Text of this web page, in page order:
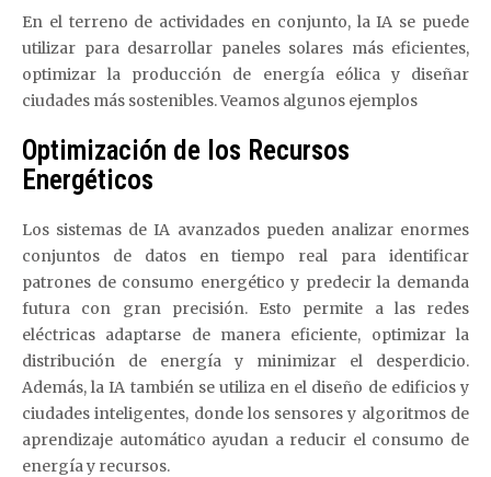
En el terreno de actividades en conjunto, la IA se puede
utilizar para desarrollar paneles solares más eficientes,
optimizar la producción de energía eólica y diseñar
ciudades más sostenibles. Veamos algunos ejemplos
Optimización de los Recursos
Energéticos
Los sistemas de IA avanzados pueden analizar enormes
conjuntos de datos en tiempo real para identificar
patrones de consumo energético y predecir la demanda
futura con gran precisión. Esto permite a las redes
eléctricas adaptarse de manera eficiente, optimizar la
distribución de energía y minimizar el desperdicio.
Además, la IA también se utiliza en el diseño de edificios y
ciudades inteligentes, donde los sensores y algoritmos de
aprendizaje automático ayudan a reducir el consumo de
energía y recursos.